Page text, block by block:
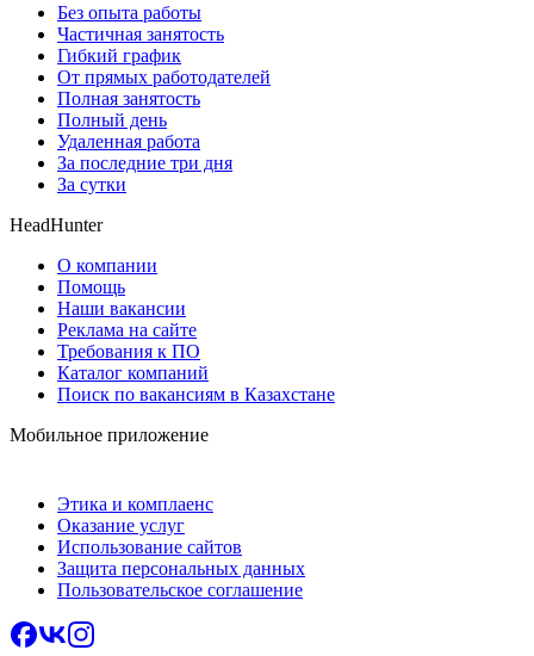
Без опыта работы
Частичная занятость
Гибкий график
От прямых работодателей
Полная занятость
Полный день
Удаленная работа
За последние три дня
За сутки
HeadHunter
О компании
Помощь
Наши вакансии
Реклама на сайте
Требования к ПО
Каталог компаний
Поиск по вакансиям в Казахстане
Мобильное приложение
Этика и комплаенс
Оказание услуг
Использование сайтов
Защита персональных данных
Пользовательское соглашение